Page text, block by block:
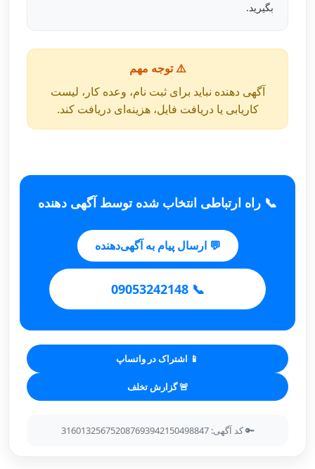
بگیرید.
⚠️ توجه مهم
آگهی دهنده نباید برای ثبت نام، وعده کار، لیست
کاریابی یا دریافت فایل، هزینه‌ای دریافت کند.
📞 راه ارتباطی انتخاب شده توسط آگهی دهنده
💬 ارسال پیام به آگهی‌دهنده
📞 09053242148
📱 اشتراک در واتساپ
🚨 گزارش تخلف
🔑 کد آگهی: 316013256752087693942150498847